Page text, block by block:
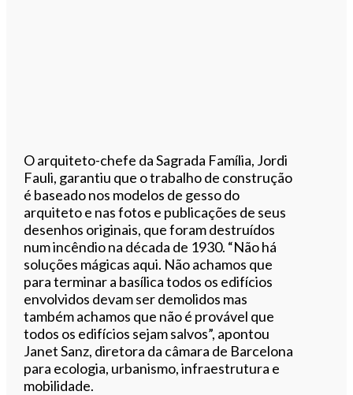
O arquiteto-chefe da Sagrada Família, Jordi
Fauli, garantiu que o trabalho de construção
é baseado nos modelos de gesso do
arquiteto e nas fotos e publicações de seus
desenhos originais, que foram destruídos
num incêndio na década de 1930. “Não há
soluções mágicas aqui. Não achamos que
para terminar a basílica todos os edifícios
envolvidos devam ser demolidos mas
também achamos que não é provável que
todos os edifícios sejam salvos”, apontou
Janet Sanz, diretora da câmara de Barcelona
para ecologia, urbanismo, infraestrutura e
mobilidade.